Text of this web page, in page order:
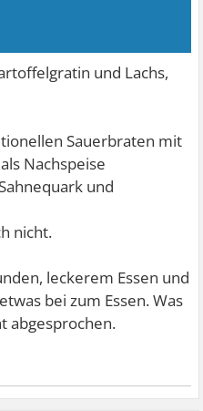
und Lachs,
Sauerbraten mit
Nachspeise
und
nicht.
leckerem Essen und
bei zum Essen. Was
abgesprochen.